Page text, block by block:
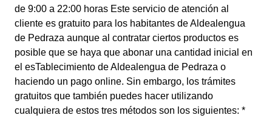
de 9:00 a 22:00 horas Este servicio de atención al
cliente es gratuito para los habitantes de Aldealengua
de Pedraza aunque al contratar ciertos productos es
posible que se haya que abonar una cantidad inicial en
el esTablecimiento de Aldealengua de Pedraza o
haciendo un pago online. Sin embargo, los trámites
gratuitos que también puedes hacer utilizando
cualquiera de estos tres métodos son los siguientes: *